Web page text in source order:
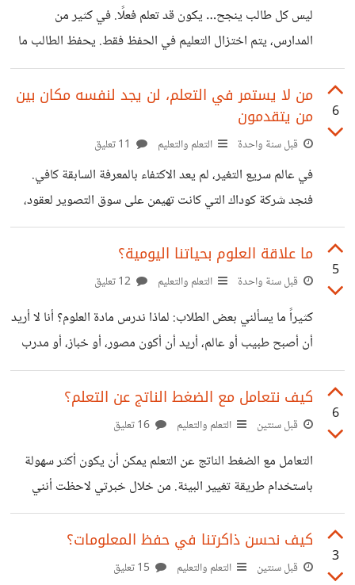
نفسها؟! لذا فالسؤال الحقيقي هل نظام التعليم ما زال يؤدي دوره
فعلاً؟ أم بحاجة إلى التغيير؟
ليس كل طالب ينجح… يكون قد تعلم فعلًا. في كثير من
المدارس، يتم اختزال التعليم في الحفظ فقط. يحفظ الطالب ما
يُملى عليه، يكرره في الامتحان، ويحصل على درجة عالية. لكن
حين يُسأل بطريقة مختلفة، أو يُطلب منه أن يطبق ما تعلمه، لا
يعرف أن يجيب. مثلاً، في درس "الضغط الجوي"، يُطلب من
الطالب أن يحفظ التعريف: "الضغط الجوي هو وزن عمود الهواء
المؤثر على وحدة المساحات من سطح الأرض." الطالب يحفظ
الجملة كما هي، يكتبها بشكل صحيح في الامتحان،
6
من لا يستمر في التعلم، لن يجد لنفسه مكان بين
من يتقدمون
قبل سنة واحدة التعلم والتعليم
في عالم سريع التغير، لم يعد الاكتفاء بالمعرفة السابقة كافي.
فنجد شركة كوداك التي كانت تهيمن على سوق التصوير لعقود،
ثم تجاهلت التحول الرقمي وظنت أن نجاحها الأبدي مضمون،
ومن ثم وجدت نفسها خارج المنافسة، بينما تجاوزتها شركات
بدأت من الصفر، فقط لأنها واكبت التعلم والتطور. الأمر نفسه
ينطبق على الأفراد، ما نتقنه اليوم قد لا يكون ذا قيمة غداً، ومن
يرفض التعلّم المستمر، يختار أن يبقى في الخلف بينما يتقدّم
الآخرون خاصة أننا أصبحنا في عالم تستبدل فيه المهارات
5
ما علاقة العلوم بحياتنا اليومية؟
قبل سنة واحدة التعلم والتعليم
كثيراً ما يسألني بعض الطلاب: لماذا ندرس مادة العلوم؟ أنا لا أريد
أن أصبح طبيب أو عالم، أريد أن أكون مصور، أو خباز، أو مدرب
رياضي. وأقول لهم دائمًا إن العلوم ليست مختصة على من يعمل
في المختبرات، بل تدخل في تفاصيل الحياة والمهن أكثر مما
نتخيل. المصور يحتاج إلى فهم مبادئ الفيزياء مثل الضوء
مناسبة. الخباز يعتمد في عمله على الكيمياء، فهو يتعامل مع
تفاعلات الخميرة والحرارة وخلط المكونات لإنتاج طعام
6
كيف نتعامل مع الضغط الناتج عن التعلم؟
قبل سنتين التعلم والتعليم
التعامل مع الضغط الناتج عن التعلم يمكن أن يكون أكثر سهولة
باستخدام طريقة تغيير البيئة. من خلال خبرتي لاحظت أنني
عندما أتعلم في نفس المكان لفترات طويلة أشعر بالتوتر وفقدان
التركيز. لذا في إحدى المرات قررت تغيير المكان الذي أدرس فيه
وانتقلت إلى مكان هادئ خارج المنزل، هذا التغيير البسيط في
3
كيف نحسن ذاكرتنا في حفظ المعلومات؟
قبل سنتين التعلم والتعليم